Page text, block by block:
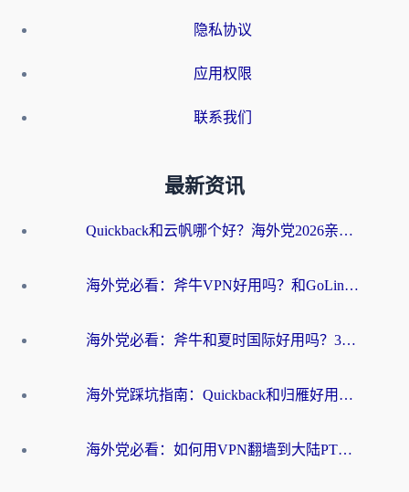
隐私协议
应用权限
联系我们
最新资讯
Quickback和云帆哪个好？海外党2026亲测指南：选对加速器大陆工具，无缝刷国内剧玩国服
海外党必看：斧牛VPN好用吗？和GoLinkVPN对比哪个回国效果更好？
海外党必看：斧牛和夏时国际好用吗？3步选对回国加速器，无缝刷国内资源
海外党踩坑指南：Quickback和归雁好用吗？选对加速器才能无缝刷国内资源
海外党必看：如何用VPN翻墙到大陆PTT？一篇解决你所有回国加速痛点